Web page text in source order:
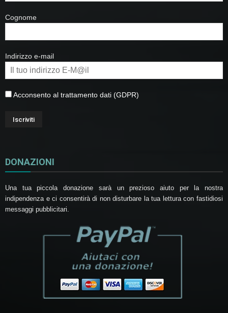
Cognome
Indirizzo e-mail
Acconsento al trattamento dati (GDPR)
DONAZIONI
Una tua piccola donazione sarà un prezioso aiuto per la nostra
indipendenza e ci consentirà di non disturbare la tua lettura con fastidiosi
messaggi pubblicitari.